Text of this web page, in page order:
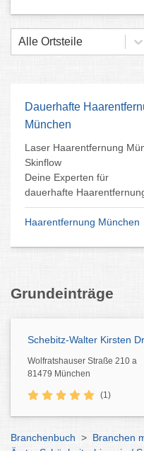
Alle Ortsteile
Dauerhafte
München
Laser Haarentfernung
Skinflow
Deine Experten für
dauerhafte
Haarentfernung München
Grundeinträge
Schebitz-Walter Kirsten
Wolfratshauser Straße 210 a
81479 München
(1)
Branchenbuch > Branchen